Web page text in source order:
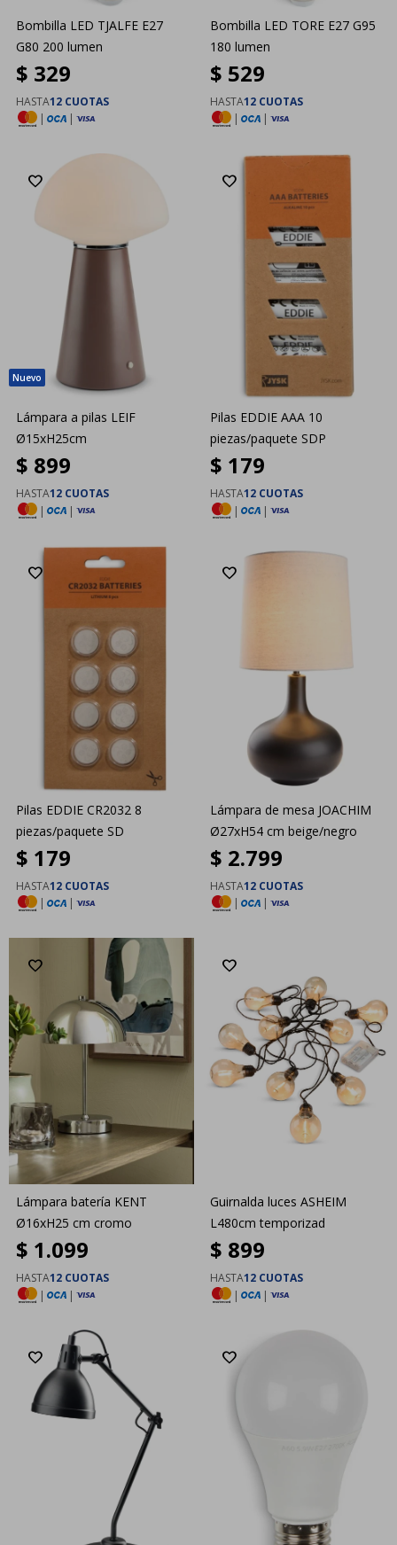
Bombilla LED TJALFE E27
G80 200 lumen
$ 329
HASTA12 CUOTAS
|
|
Bombilla LED TORE E27 G95
180 lumen
$ 529
HASTA12 CUOTAS
|
|
Lámpara a pilas LEIF
Ø15xH25cm
$ 899
HASTA12 CUOTAS
|
|
Pilas EDDIE AAA 10
piezas/paquete SDP
$ 179
HASTA12 CUOTAS
|
|
Pilas EDDIE CR2032 8
piezas/paquete SD
$ 179
HASTA12 CUOTAS
|
|
Lámpara de mesa JOACHIM
Ø27xH54 cm beige/negro
$ 2.799
HASTA12 CUOTAS
|
|
Lámpara batería KENT
Ø16xH25 cm cromo
$ 1.099
HASTA12 CUOTAS
|
|
Guirnalda luces ASHEIM
L480cm temporizad
$ 899
HASTA12 CUOTAS
|
|